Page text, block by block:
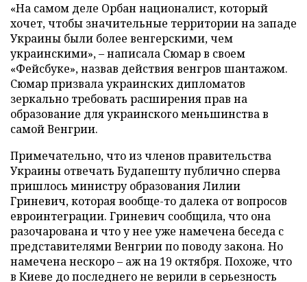
«На самом деле Орбан националист, который
хочет, чтобы значительные территории на западе
Украины были более венгерскими, чем
украинскими», – написала Сюмар в своем
«Фейсбуке», назвав действия венгров шантажом.
Сюмар призвала украинских дипломатов
зеркально требовать расширения прав на
образование для украинского меньшинства в
самой Венгрии.
Примечательно, что из членов правительства
Украины отвечать Будапешту публично сперва
пришлось министру образования Лилии
Гриневич, которая вообще-то далека от вопросов
евроинтеграции. Гриневич сообщила, что она
разочарована и что у нее уже намечена беседа с
представителями Венгрии по поводу закона. Но
намечена нескоро – аж на 19 октября. Похоже, что
в Киеве до последнего не верили в серьезность